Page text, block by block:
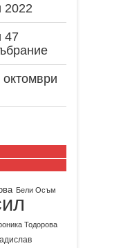
2022
47
Бели Осъм
Тодорова